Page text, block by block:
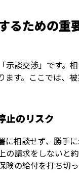
るための重
示談交渉」です。
ます。ここでは、
止のリスク
相談せず、勝手
の請求をしないと
険の給付を打ち切